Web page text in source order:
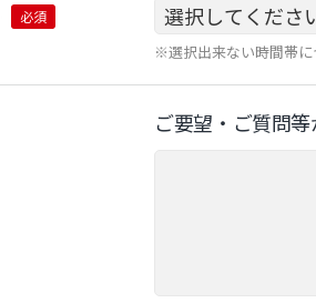
必須
※選択出来ない時間帯に
ご要望‧ご質問等